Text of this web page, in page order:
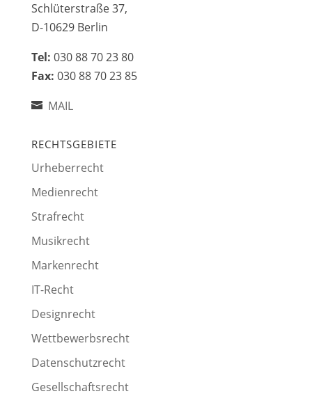
Schlüterstraße 37,
D-10629 Berlin
Tel: 030 88 70 23 80
Fax: 030 88 70 23 85
MAIL
RECHTSGEBIETE
Urheberrecht
Medienrecht
Strafrecht
Musikrecht
Markenrecht
IT-Recht
Designrecht
Wettbewerbsrecht
Datenschutzrecht
Gesellschaftsrecht